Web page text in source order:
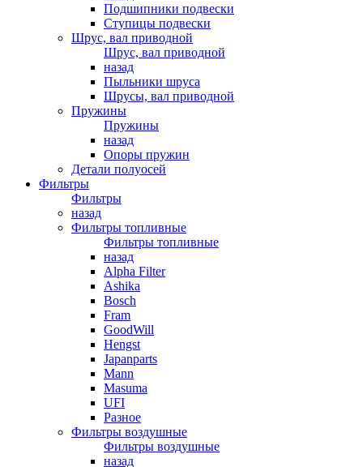
Подшипники подвески
Ступицы подвески
Шрус, вал приводной
Шрус, вал приводной
назад
Пыльники шруса
Шрусы, вал приводной
Пружины
Пружины
назад
Опоры пружин
Детали полуосей
Фильтры
Фильтры
назад
Фильтры топливные
Фильтры топливные
назад
Alpha Filter
Ashika
Bosch
Fram
GoodWill
Hengst
Japanparts
Mann
Masuma
UFI
Разное
Фильтры воздушные
Фильтры воздушные
назад